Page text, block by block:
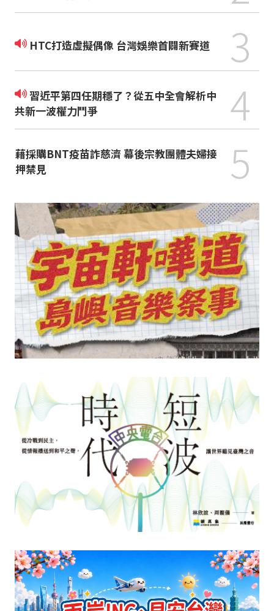
HTC打造虛擬偶像 台灣娛樂首闢新賽道 3
習近平第四任期穩了？從五中全會解析中
共新一波權力鬥爭
4
藉採購BNT疫苗詐慈濟 幕後宗教團體夫婦接
押禁見
5